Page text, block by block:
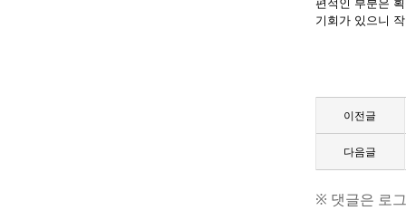
편적인 부분은
기회가 있으니
이전글
다음글
※ 댓글은 로